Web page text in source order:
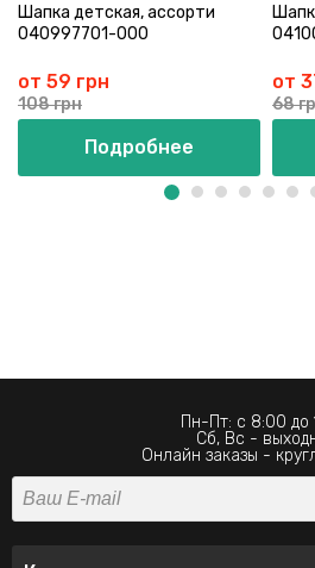
Шапка детская, ассорти
040997701-000
от 59 грн
108 грн
Подробнее
от
68
Пн-Пт: с 8:00 до
Сб, Вс -
Онлайн заказы -